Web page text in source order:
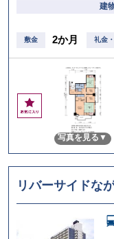
建
敷金 2か月 礼金
お
気
り
写真を見る
リバーサイドな